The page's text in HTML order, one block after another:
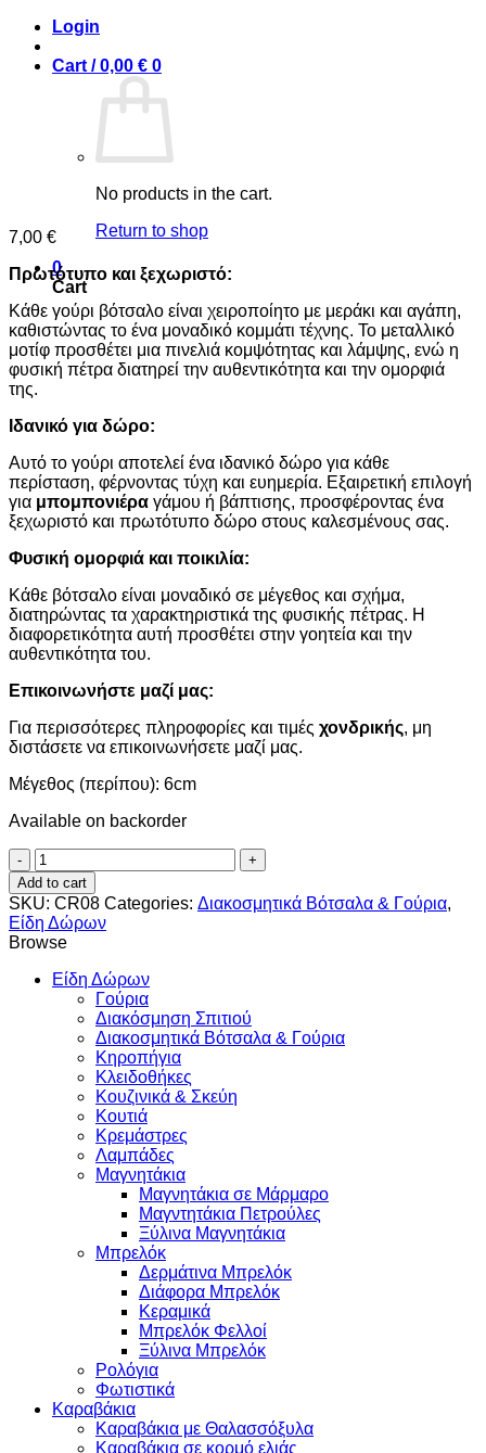
Login
Cart /0,00 € 0
No products in the cart.
Return to shop
0
Cart
7,00 €
Πρωτότυπο και ξεχωριστό:
Κάθε γούρι βότσαλο είναι χειροποίητο με μεράκι και αγάπη,
καθιστώντας το ένα μοναδικό κομμάτι τέχνης. Το μεταλλικό
μοτίφ προσθέτει μια πινελιά κομψότητας και λάμψης, ενώ η
φυσική πέτρα διατηρεί την αυθεντικότητα και την ομορφιά
της.
Ιδανικό για δώρο:
Αυτό το γούρι αποτελεί ένα ιδανικό δώρο για κάθε
περίσταση, φέρνοντας τύχη και ευημερία. Εξαιρετική επιλογή
για μπομπονιέρα γάμου ή βάπτισης, προσφέροντας ένα
ξεχωριστό και πρωτότυπο δώρο στους καλεσμένους σας.
Φυσική ομορφιά και ποικιλία:
Κάθε βότσαλο είναι μοναδικό σε μέγεθος και σχήμα,
διατηρώντας τα χαρακτηριστικά της φυσικής πέτρας. Η
διαφορετικότητα αυτή προσθέτει στην γοητεία και την
αυθεντικότητα του.
Επικοινωνήστε μαζί μας:
Για περισσότερες πληροφορίες και τιμές χονδρικής, μη
διστάσετε να επικοινωνήσετε μαζί μας.
Μέγεθος (περίπου): 6cm
Available on backorder
Γούρι
βότσαλο
με
μοτίφ
λουλούδι
quantity
Add to cart
SKU: CR08 Categories: Διακοσμητικά Βότσαλα & Γούρια,
Είδη Δώρων
Browse
Είδη Δώρων
Γούρια
Διακόσμηση Σπιτιού
Διακοσμητικά Βότσαλα & Γούρια
Κηροπήγια
Κλειδοθήκες
Κουζινικά & Σκεύη
Κουτιά
Κρεμάστρες
Λαμπάδες
Μαγνητάκια
Μαγνητάκια σε Μάρμαρο
Μαγντητάκια Πετρούλες
Ξύλινα Μαγνητάκια
Μπρελόκ
Δερμάτινα Μπρελόκ
Διάφορα Μπρελόκ
Κεραμικά
Μπρελόκ Φελλοί
Ξύλινα Μπρελόκ
Ρολόγια
Φωτιστικά
Καραβάκια
Καραβάκια με Θαλασσόξυλα
Καραβάκια σε κορμό ελιάς